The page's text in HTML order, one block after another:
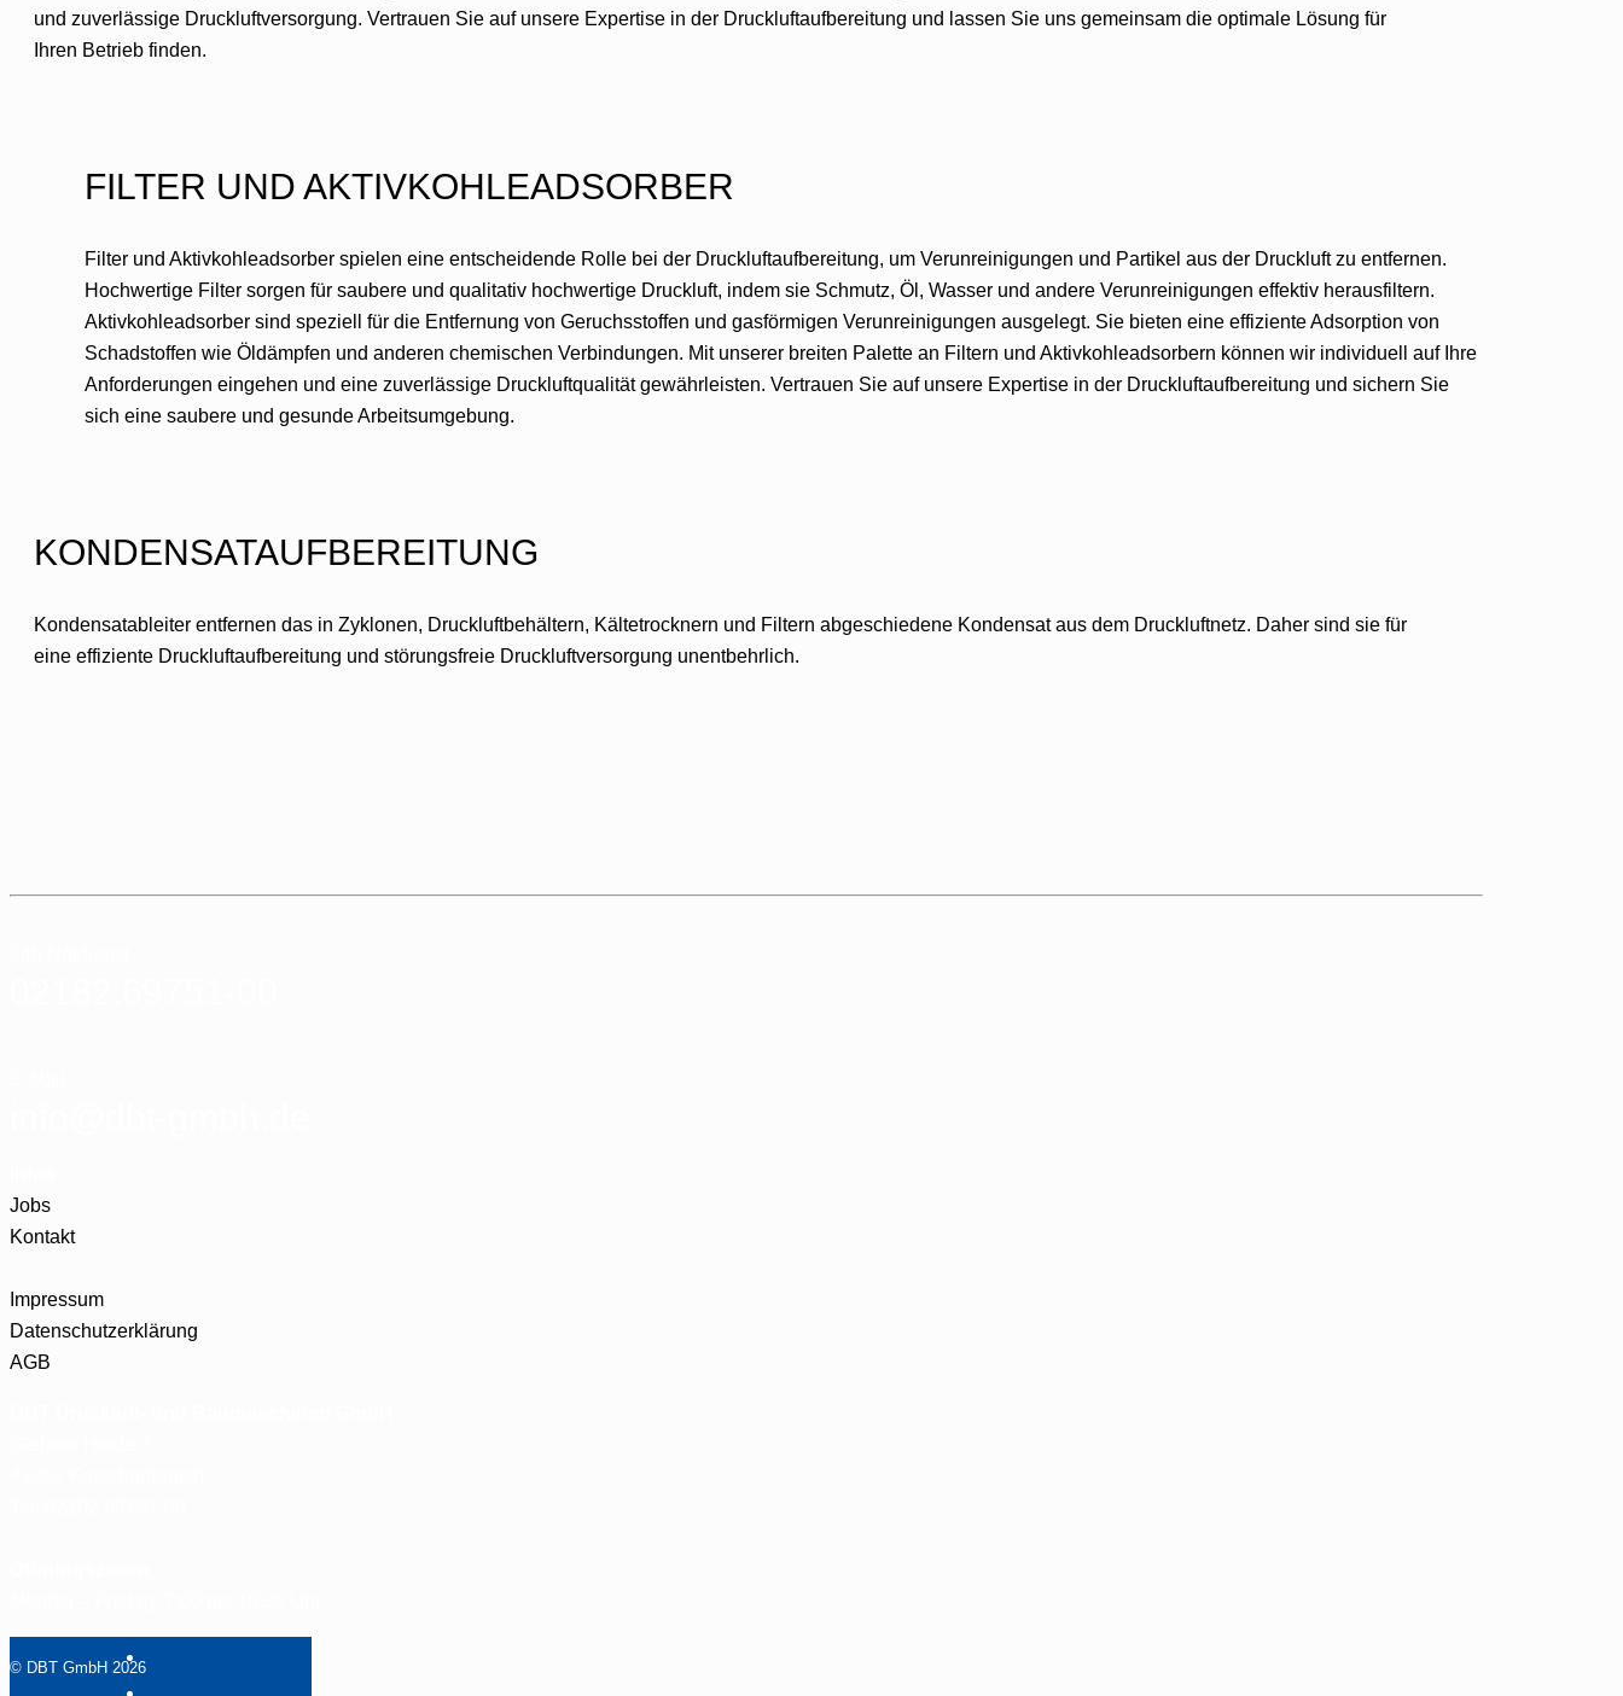
und zuverlässige Druckluftversorgung. Vertrauen Sie auf unsere Expertise in der Druckluftaufbereitung und lassen Sie uns gemeinsam die optimale Lösung für
Ihren Betrieb finden.
FILTER UND AKTIVKOHLEADSORBER
Filter und Aktivkohleadsorber spielen eine entscheidende Rolle bei der Druckluftaufbereitung, um Verunreinigungen und Partikel aus der Druckluft zu entfernen.
Hochwertige Filter sorgen für saubere und qualitativ hochwertige Druckluft, indem sie Schmutz, Öl, Wasser und andere Verunreinigungen effektiv herausfiltern.
Aktivkohleadsorber sind speziell für die Entfernung von Geruchsstoffen und gasförmigen Verunreinigungen ausgelegt. Sie bieten eine effiziente Adsorption von
Schadstoffen wie Öldämpfen und anderen chemischen Verbindungen. Mit unserer breiten Palette an Filtern und Aktivkohleadsorbern können wir individuell auf Ihre
Anforderungen eingehen und eine zuverlässige Druckluftqualität gewährleisten. Vertrauen Sie auf unsere Expertise in der Druckluftaufbereitung und sichern Sie
sich eine saubere und gesunde Arbeitsumgebung.
KONDENSATAUFBEREITUNG
Kondensatableiter entfernen das in Zyklonen, Druckluftbehältern, Kältetrocknern und Filtern abgeschiedene Kondensat aus dem Druckluftnetz. Daher sind sie für
eine effiziente Druckluftaufbereitung und störungsfreie Druckluftversorgung unentbehrlich.
Jobs
Kontakt
Impressum
Datenschutzerklärung
AGB
© DBT GmbH 2026